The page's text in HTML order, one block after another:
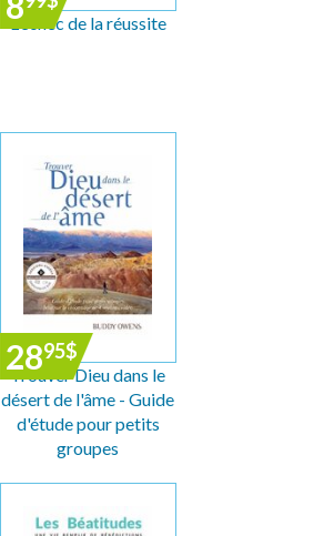
L'échec de la réussite
2895$
Trouver Dieu dans le
désert de l'âme - Guide
d'étude pour petits
groupes